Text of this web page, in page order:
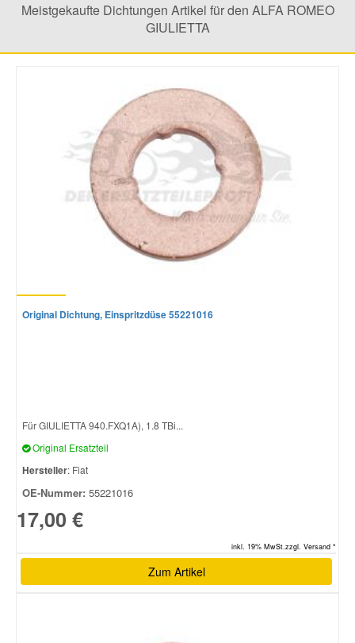
Meistgekaufte Dichtungen Artikel für den ALFA ROMEO
GIULIETTA
Original Dichtung, Einspritzdüse 55221016
Für GIULIETTA 940.FXQ1A), 1.8 TBi...
Original Ersatzteil
Hersteller: Fiat
OE-Nummer: 55221016
17,00 €
inkl. 19% MwSt.zzgl. Versand *
Zum Artikel
Suzuki Ersatzteile
Toyota Ersatzteile
Vauxhall Ersatzteile
Volvo Ersatzteile